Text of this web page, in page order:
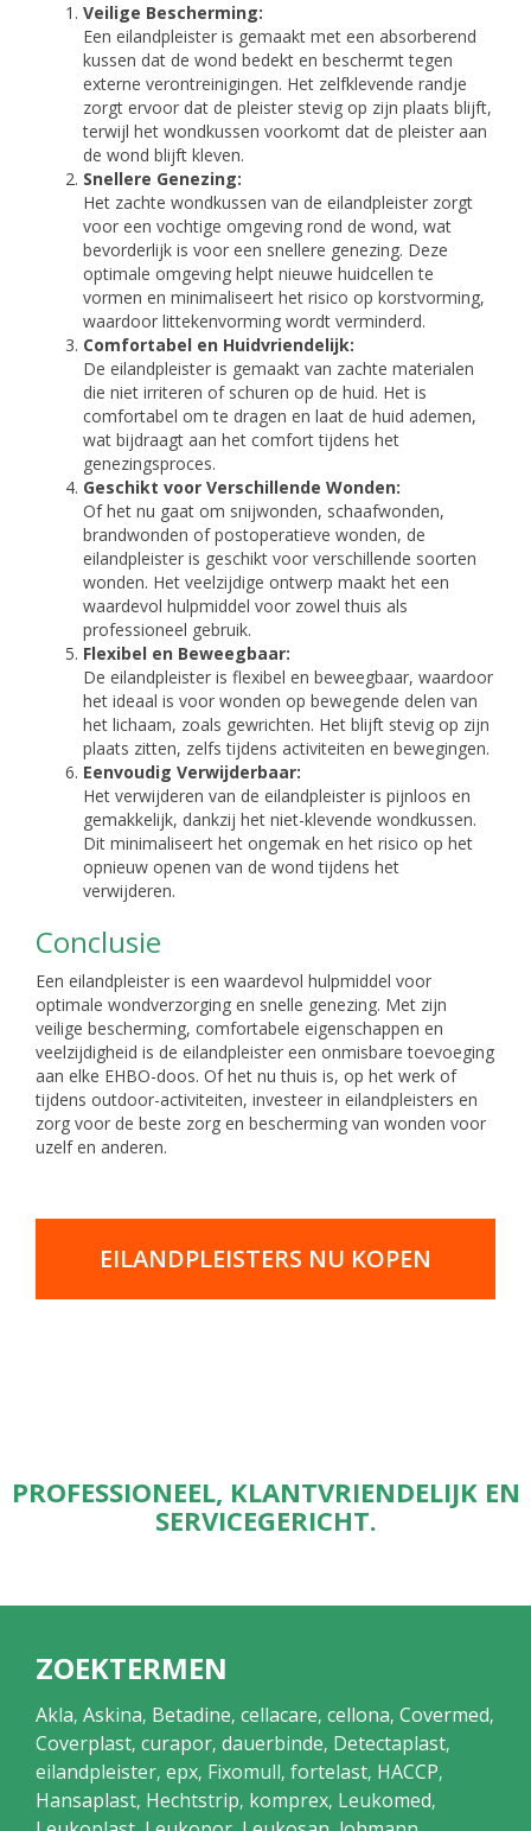
Veilige Bescherming:
Een eilandpleister is gemaakt met een absorberend
kussen dat de wond bedekt en beschermt tegen
externe verontreinigingen. Het zelfklevende randje
zorgt ervoor dat de pleister stevig op zijn plaats blijft,
terwijl het wondkussen voorkomt dat de pleister aan
de wond blijft kleven.
Snellere Genezing:
Het zachte wondkussen van de eilandpleister zorgt
voor een vochtige omgeving rond de wond, wat
bevorderlijk is voor een snellere genezing. Deze
optimale omgeving helpt nieuwe huidcellen te
vormen en minimaliseert het risico op korstvorming,
waardoor littekenvorming wordt verminderd.
Comfortabel en Huidvriendelijk:
De eilandpleister is gemaakt van zachte materialen
die niet irriteren of schuren op de huid. Het is
comfortabel om te dragen en laat de huid ademen,
wat bijdraagt aan het comfort tijdens het
genezingsproces.
Geschikt voor Verschillende Wonden:
Of het nu gaat om snijwonden, schaafwonden,
brandwonden of postoperatieve wonden, de
eilandpleister is geschikt voor verschillende soorten
wonden. Het veelzijdige ontwerp maakt het een
waardevol hulpmiddel voor zowel thuis als
professioneel gebruik.
Flexibel en Beweegbaar:
De eilandpleister is flexibel en beweegbaar, waardoor
het ideaal is voor wonden op bewegende delen van
het lichaam, zoals gewrichten. Het blijft stevig op zijn
plaats zitten, zelfs tijdens activiteiten en bewegingen.
Eenvoudig Verwijderbaar:
Het verwijderen van de eilandpleister is pijnloos en
gemakkelijk, dankzij het niet-klevende wondkussen.
Dit minimaliseert het ongemak en het risico op het
opnieuw openen van de wond tijdens het
verwijderen.
Conclusie
Een eilandpleister is een waardevol hulpmiddel voor
optimale wondverzorging en snelle genezing. Met zijn
veilige bescherming, comfortabele eigenschappen en
veelzijdigheid is de eilandpleister een onmisbare toevoeging
aan elke EHBO-doos. Of het nu thuis is, op het werk of
tijdens outdoor-activiteiten, investeer in eilandpleisters en
zorg voor de beste zorg en bescherming van wonden voor
uzelf en anderen.
EILANDPLEISTERS NU KOPEN
PROFESSIONEEL, KLANTVRIENDELIJK EN
SERVICEGERICHT.
ZOEKTERMEN
Akla, Askina, Betadine, cellacare, cellona, Covermed,
Coverplast, curapor, dauerbinde, Detectaplast,
eilandpleister, epx, Fixomull, fortelast, HACCP,
Hansaplast, Hechtstrip, komprex, Leukomed,